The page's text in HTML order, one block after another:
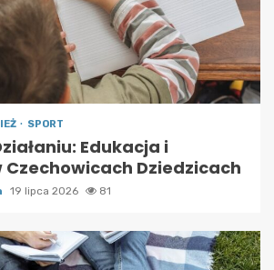
SPORT
Edukacja i
Dziedzicach
19 lipca 2026 81